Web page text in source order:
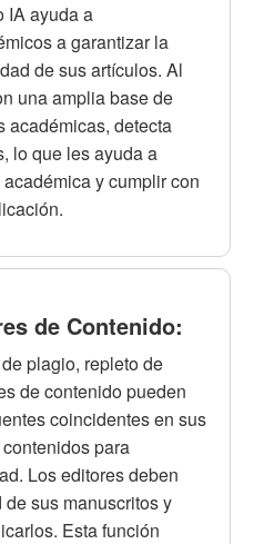
IA ayuda a
a garantizar la
de sus artículos. Al
una amplia base de
académicas, detecta
lo que les ayuda a
y cumplir con
de Contenido:
plagio, repleto de
de contenido pueden
coincidentes en sus
para
Los editores deben
sus manuscritos y
Esta función